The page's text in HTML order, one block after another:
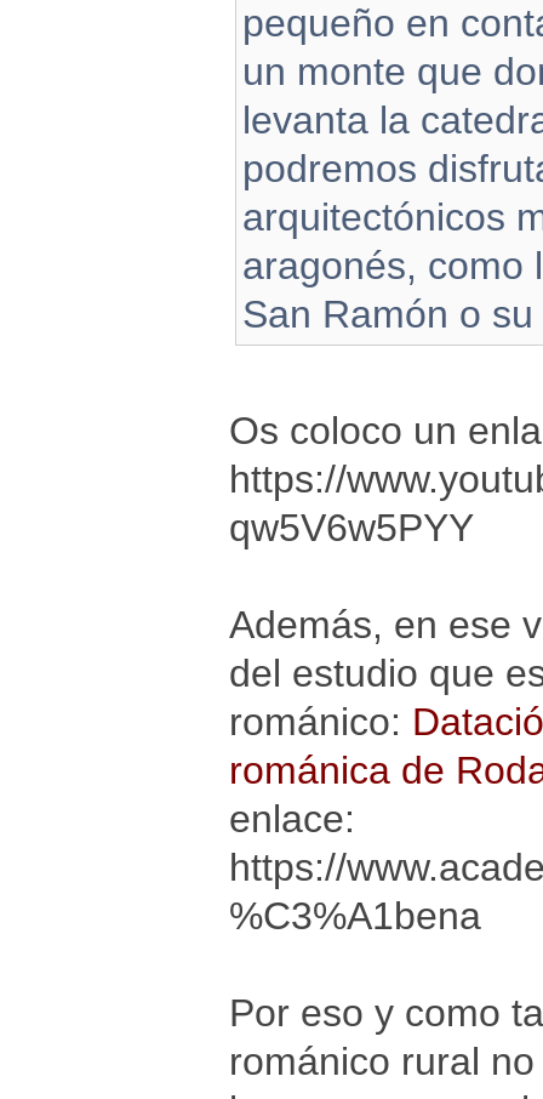
pequeño en
un monte que
levanta la
podremos
arquitectónicos
aragonés, como
San Ramón o
Os coloco un
https://
qw5V6w5PYY
Además, en ese
del estudio que
románico:
románica de
enlace:
https://
%C3%A1bena
Por eso y como
románico rural